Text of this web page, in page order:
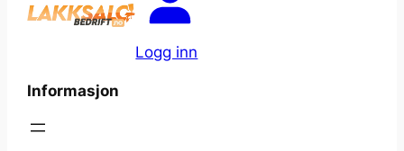
Logg inn
Informasjon